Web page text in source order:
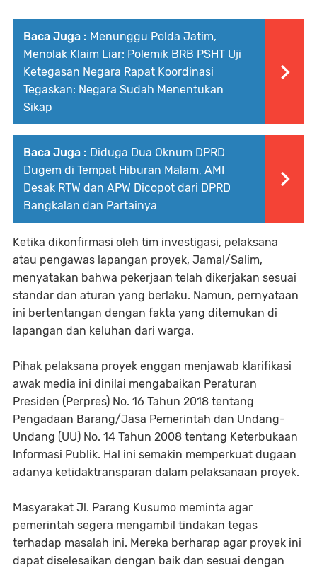
Baca Juga : Menunggu Polda Jatim,
Menolak Klaim Liar: Polemik BRB PSHT Uji
Ketegasan Negara Rapat Koordinasi
Tegaskan: Negara Sudah Menentukan
Sikap
Baca Juga : Diduga Dua Oknum DPRD
Dugem di Tempat Hiburan Malam, AMI
Desak RTW dan APW Dicopot dari DPRD
Bangkalan dan Partainya
Ketika dikonfirmasi oleh tim investigasi, pelaksana
atau pengawas lapangan proyek, Jamal/Salim,
menyatakan bahwa pekerjaan telah dikerjakan sesuai
standar dan aturan yang berlaku. Namun, pernyataan
ini bertentangan dengan fakta yang ditemukan di
lapangan dan keluhan dari warga.
Pihak pelaksana proyek enggan menjawab klarifikasi
awak media ini dinilai mengabaikan Peraturan
Presiden (Perpres) No. 16 Tahun 2018 tentang
Pengadaan Barang/Jasa Pemerintah dan Undang-
Undang (UU) No. 14 Tahun 2008 tentang Keterbukaan
Informasi Publik. Hal ini semakin memperkuat dugaan
adanya ketidaktransparan dalam pelaksanaan proyek.
Masyarakat Jl. Parang Kusumo meminta agar
pemerintah segera mengambil tindakan tegas
terhadap masalah ini. Mereka berharap agar proyek ini
dapat diselesaikan dengan baik dan sesuai dengan